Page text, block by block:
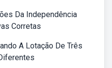
Da Independência
Corretas
A Lotação De Três